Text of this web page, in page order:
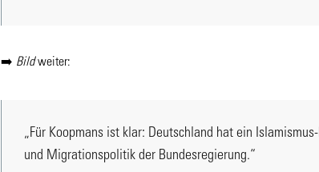
➡️ Bildweiter:
„Für Koopmans ist klar: Deutschland hat ein
und Migrationspolitik der Bundesregierung.“